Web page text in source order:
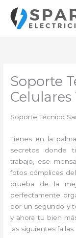
contenido
Soporte
Soporte Técnico
Tienes en la
secretos donde
trabajo, ese
fotos cómplices
prueba de la
perfectamente
por un segundo y
y ahora tu bien
las siguientes fallas: